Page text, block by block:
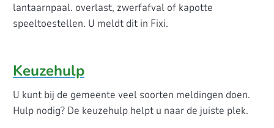
lantaarnpaal. overlast, zwerfafval of kapotte
speeltoestellen. U meldt dit in Fixi.
Keuzehulp
U kunt bij de gemeente veel soorten meldingen doen.
Hulp nodig? De keuzehulp helpt u naar de juiste plek.